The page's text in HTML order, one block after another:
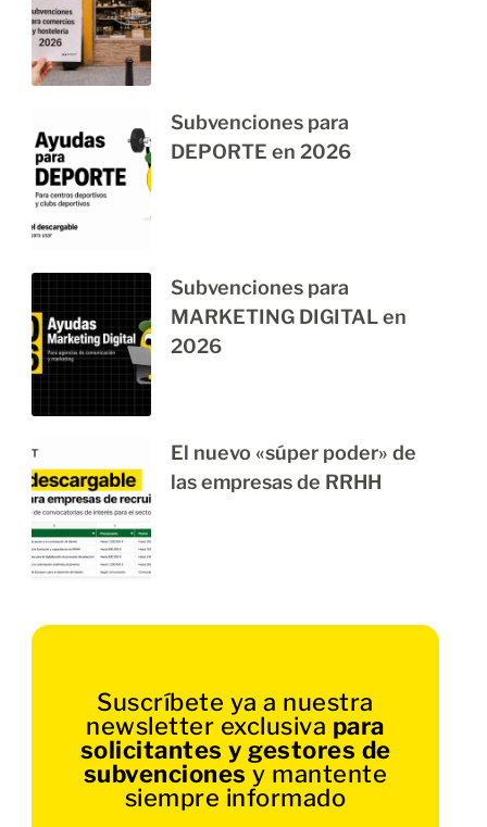
Subvenciones para
DEPORTE en 2026
Subvenciones para
MARKETING DIGITAL en
2026
El nuevo «súper poder» de
las empresas de RRHH
Suscríbete ya a nuestra
newsletter exclusiva para
solicitantes y gestores de
subvenciones y mantente
siempre informado